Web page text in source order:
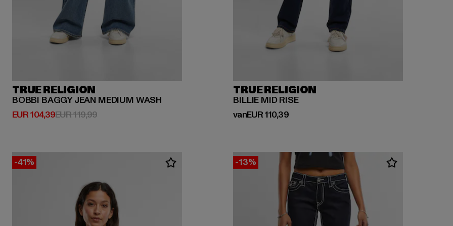
TRUE RELIGION
BOBBI BAGGY JEAN MEDIUM WASH
EUR 104,39
Huidige prijs: EUR 104,39
EUR 119,99Actieprijs: EUR 119,99
TRUE RELIGION
BILLIE MID RISE
vanEUR 110,39
Huidige prijs: Van EUR 110,39
-41% -13%